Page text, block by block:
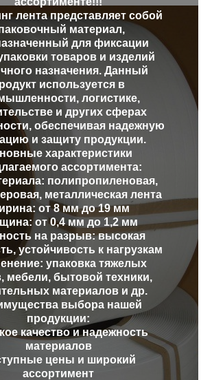
лента представляет собой
материал,
для фиксации
товаров и изделий
назначения. Данный
используется в
логистике,
и других сферах
обеспечивая надежную
и защиту продукции.
характеристики
ассортимента:
полипропиленовая,
металлическая лента
от 8 мм до 19 мм
от 0,4 мм до 1,2 мм
на разрыв: высокая
устойчивость к нагрузкам
упаковка тяжелых
мебели, бытовой техники,
материалов и др.
выбора нашей
продукции:
качество и надежность
материалов
цены и широкий
ассортимент